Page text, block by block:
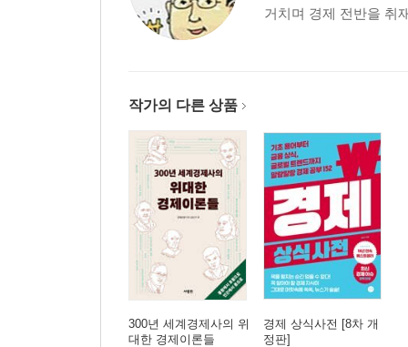
거치며 경제 전반을 취
작가의 다른 상품
300년 세계경제사의 위
대한 경제이론들
경제 상식사전 [8차 개
정판]